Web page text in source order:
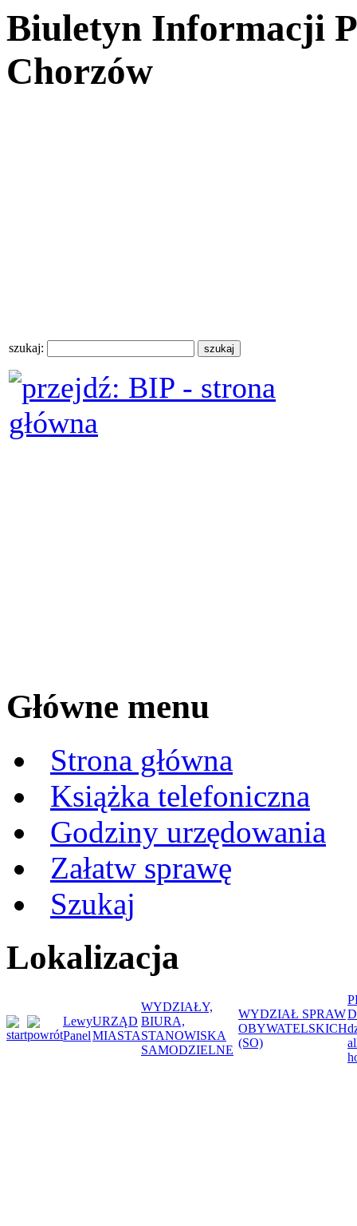
Biuletyn Informacji
Chorzów
szukaj:
Główne menu
Strona główna
Książka telefoniczna
Godziny urzędowania
Załatw sprawę
Szukaj
Lokalizacja
Lewy
Panel
URZĄD
MIASTA
WYDZIAŁY,
BIURA,
STANOWISKA
SAMODZIELNE
WYDZIAŁ SPRAW
OBYWATELSKICH
(SO)